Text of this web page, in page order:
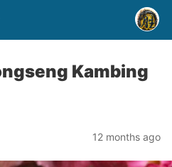
Kambing
12 months ago